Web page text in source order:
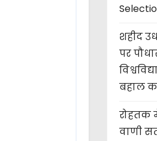
शहीद
पर
बहाल
रोहतक
वाणी